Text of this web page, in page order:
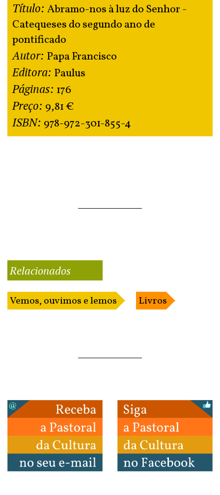
Título: Abramo-nos à luz do Senhor -
Catequeses do segundo ano de
pontificado
Autor: Papa Francisco
Editora: Paulus
Páginas: 176
Preço: 9,81 €
ISBN: 978-972-301-855-4
Relacionados
Vemos, ouvimos e lemos Livros